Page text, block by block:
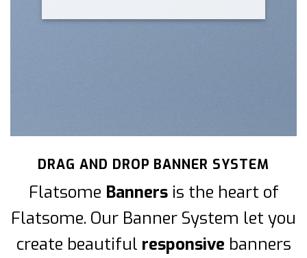
DRAG AND DROP BANNER SYSTEM
Flatsome Bannersis the heart of
Flatsome. Our Banner System let you
create beautiful responsive banners